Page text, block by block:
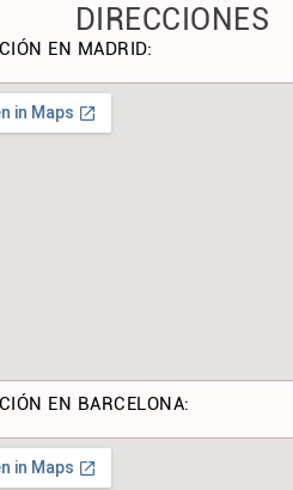
DIRECCIONES
EN MADRID:
EN BARCELONA: